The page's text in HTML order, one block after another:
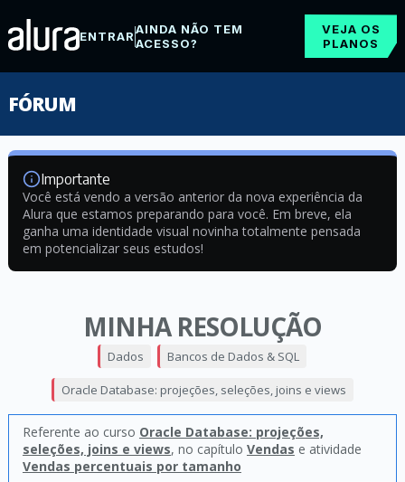
ENTRARAINDA NÃO TEM
ACESSO?
VEJA OS
PLANOS
FÓRUM
Importante
Você está vendo a versão anterior da nova experiência da
Alura que estamos preparando para você. Em breve, ela
ganha uma identidade visual novinha totalmente pensada
em potencializar seus estudos!
MINHA RESOLUÇÃO
Dados Bancos de Dados & SQL
Oracle Database: projeções, seleções, joins e views
Referente ao curso Oracle Database: projeções,
seleções, joins e views, no capítulo Vendas e atividade
Vendas percentuais por tamanho